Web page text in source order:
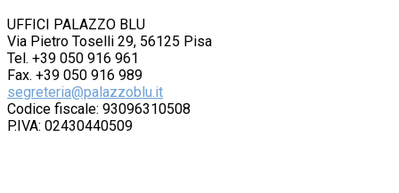
UFFICI PALAZZO BLU
Via Pietro Toselli 29, 56125 Pisa
Tel. +39 050 916 961
Fax. +39 050 916 989
segreteria@palazzoblu.it
Codice fiscale: 93096310508
P.IVA: 02430440509